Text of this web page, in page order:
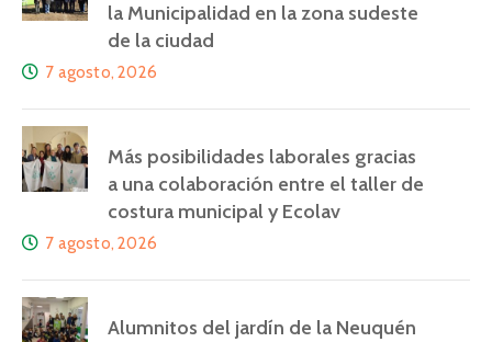
la Municipalidad en la zona sudeste
de la ciudad
7 agosto, 2026
Más posibilidades laborales gracias
a una colaboración entre el taller de
costura municipal y Ecolav
7 agosto, 2026
Alumnitos del jardín de la Neuquén